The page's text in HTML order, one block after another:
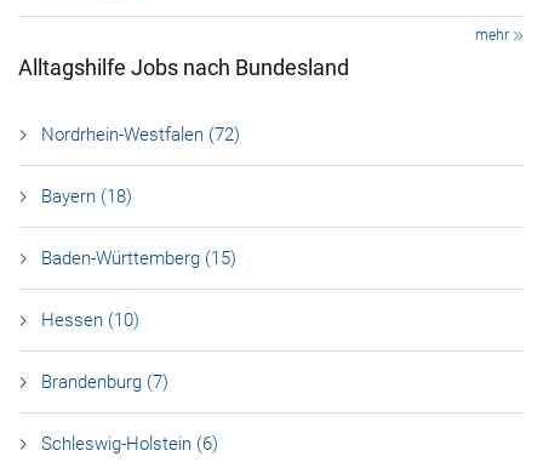
mehr
Alltagshilfe Jobs nach Bundesland
Nordrhein-Westfalen (72)
Bayern (18)
Baden-Württemberg (15)
Hessen (10)
Brandenburg (7)
Schleswig-Holstein (6)